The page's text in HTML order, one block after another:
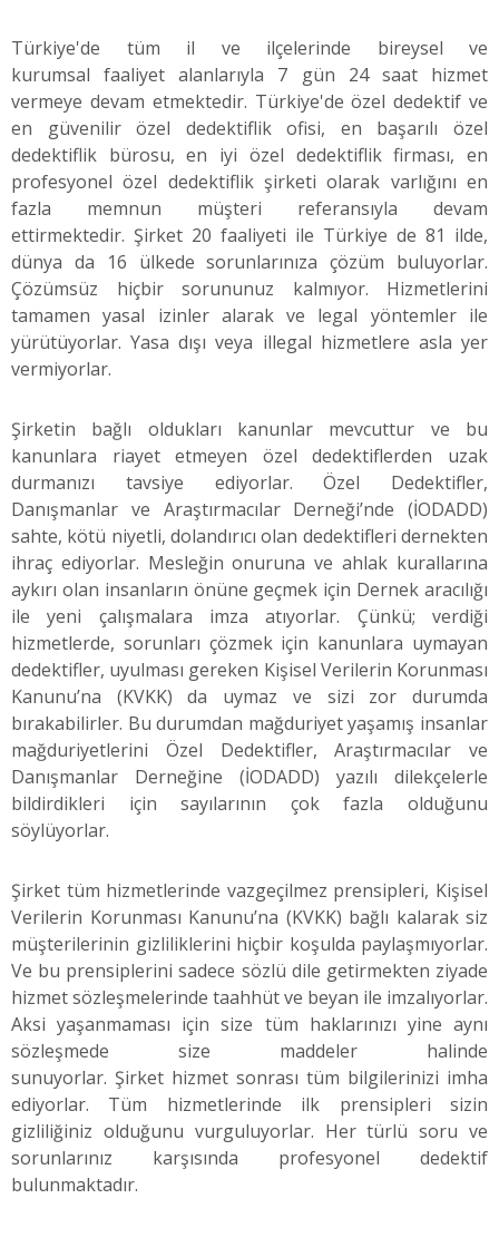
Türkiye'de tüm il ve ilçelerinde bireysel ve
kurumsal faaliyet alanlarıyla 7 gün 24 saat hizmet
vermeye devam etmektedir. Türkiye'de özel dedektif ve
en güvenilir özel dedektiflik ofisi, en başarılı özel
dedektiflik bürosu, en iyi özel dedektiflik firması, en
profesyonel özel dedektiflik şirketi olarak varlığını en
fazla memnun müşteri referansıyla devam
ettirmektedir. Şirket 20 faaliyeti ile Türkiye de 81 ilde,
dünya da 16 ülkede sorunlarınıza çözüm buluyorlar.
Çözümsüz hiçbir sorununuz kalmıyor. Hizmetlerini
tamamen yasal izinler alarak ve legal yöntemler ile
yürütüyorlar. Yasa dışı veya illegal hizmetlere asla yer
vermiyorlar.
Şirketin bağlı oldukları kanunlar mevcuttur ve bu
kanunlara riayet etmeyen özel dedektiflerden uzak
durmanızı tavsiye ediyorlar. Özel Dedektifler,
Danışmanlar ve Araştırmacılar Derneği’nde (İODADD)
sahte, kötü niyetli, dolandırıcı olan dedektifleri dernekten
ihraç ediyorlar. Mesleğin onuruna ve ahlak kurallarına
aykırı olan insanların önüne geçmek için Dernek aracılığı
ile yeni çalışmalara imza atıyorlar. Çünkü; verdiği
hizmetlerde, sorunları çözmek için kanunlara uymayan
dedektifler, uyulması gereken Kişisel Verilerin Korunması
Kanunu’na (KVKK) da uymaz ve sizi zor durumda
bırakabilirler. Bu durumdan mağduriyet yaşamış insanlar
mağduriyetlerini Özel Dedektifler, Araştırmacılar ve
Danışmanlar Derneğine (İODADD) yazılı dilekçelerle
bildirdikleri için sayılarının çok fazla olduğunu
söylüyorlar.
Şirket tüm hizmetlerinde vazgeçilmez prensipleri, Kişisel
Verilerin Korunması Kanunu’na (KVKK) bağlı kalarak siz
müşterilerinin gizliliklerini hiçbir koşulda paylaşmıyorlar.
Ve bu prensiplerini sadece sözlü dile getirmekten ziyade
hizmet sözleşmelerinde taahhüt ve beyan ile imzalıyorlar.
Aksi yaşanmaması için size tüm haklarınızı yine aynı
sözleşmede size maddeler halinde
sunuyorlar. Şirket hizmet sonrası tüm bilgilerinizi imha
ediyorlar. Tüm hizmetlerinde ilk prensipleri sizin
gizliliğiniz olduğunu vurguluyorlar. Her türlü soru ve
sorunlarınız karşısında profesyonel dedektif
bulunmaktadır.